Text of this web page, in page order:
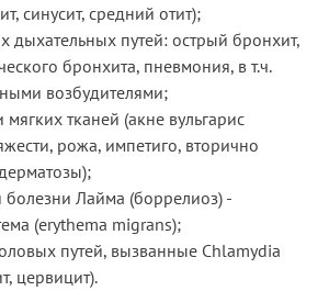
синусит, средний отит);
путей: острый бронхит,
бронхита, пневмония, в т.ч.
возбудителями;
тканей (акне вульгарис
рожа, импетиго, вторично
болезни Лайма (боррелиоз) -
(erythema migrans);
путей, вызванные Chlamydia
цервицит).